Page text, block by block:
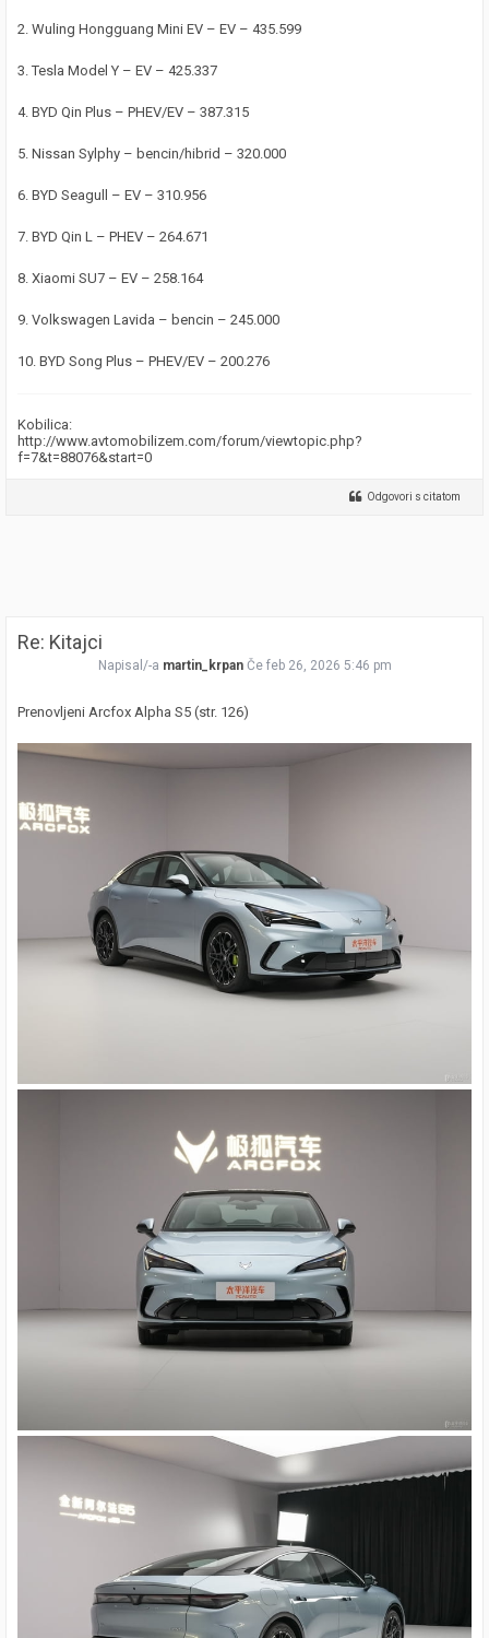
2. Wuling Hongguang Mini EV – EV – 435.599
3. Tesla Model Y – EV – 425.337
4. BYD Qin Plus – PHEV/EV – 387.315
5. Nissan Sylphy – bencin/hibrid – 320.000
6. BYD Seagull – EV – 310.956
7. BYD Qin L – PHEV – 264.671
8. Xiaomi SU7 – EV – 258.164
9. Volkswagen Lavida – bencin – 245.000
10. BYD Song Plus – PHEV/EV – 200.276
Kobilica:
http://www.avtomobilizem.com/forum/viewtopic.php?
f=7&t=88076&start=0
Odgovori s citatom
Re: Kitajci
Napisal/-a martin_krpan Če feb 26, 2026 5:46 pm
Prenovljeni Arcfox Alpha S5 (str. 126)